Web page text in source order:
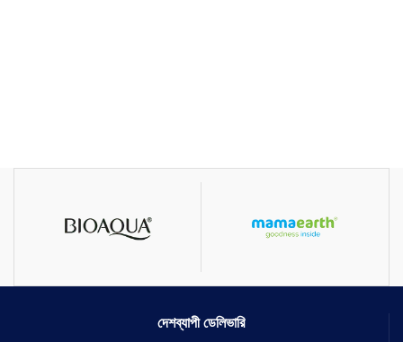
দেশব্যাপী ডেলিভারি